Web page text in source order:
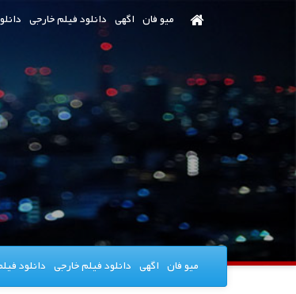
میو فان اگهی دانلود فیلم خارجی
میو فان اگهی دانلود فیلم خارجی دانلود